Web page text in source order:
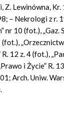
Lewinówna, Kr.
– Nekrologi z r.
nr 10 (fot.), „Gaz.
(fot.),
12 z. 4 (fot.),
i Życie” R.
Arch. Uniw.